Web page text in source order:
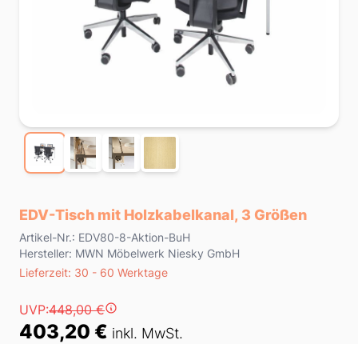
EDV-Tisch mit Holzkabelkanal, 3 Größen
Product information
Artikel-Nr.: EDV80-8-Aktion-BuH
Hersteller: MWN Möbelwerk Niesky GmbH
Lieferzeit
Lieferzeit: 30 - 60 Werktage
Preis
UVP:448,00 €
403,20 € inkl. MwSt.